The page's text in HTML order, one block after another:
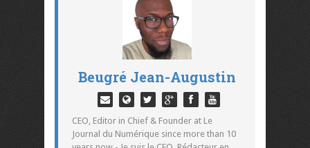
Beugré Jean-Augustin
CEO, Editor in Chief & Founder at Le
Journal du Numérique since more than 10